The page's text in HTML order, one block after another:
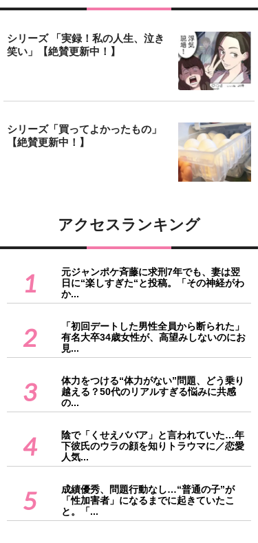
シリーズ 「実録！私の人生、泣き
笑い」【絶賛更新中！】
シリーズ「買ってよかったもの」
【絶賛更新中！】
アクセスランキング
1
元ジャンポケ斉藤に求刑7年でも、妻は翌
日に“楽しすぎた“と投稿。「その神経がわ
か...
2
「初回デートした男性全員から断られた」
有名大卒34歳女性が、高望みしないのにお
見...
3
体力をつける“体力がない”問題、どう乗り
越える？50代のリアルすぎる悩みに共感
の...
4
陰で「くせえババア」と言われていた…年
下彼氏のウラの顔を知りトラウマに／恋愛
人気...
5
成績優秀、問題行動なし…“普通の子”が
「性加害者」になるまでに起きていたこ
と。「...